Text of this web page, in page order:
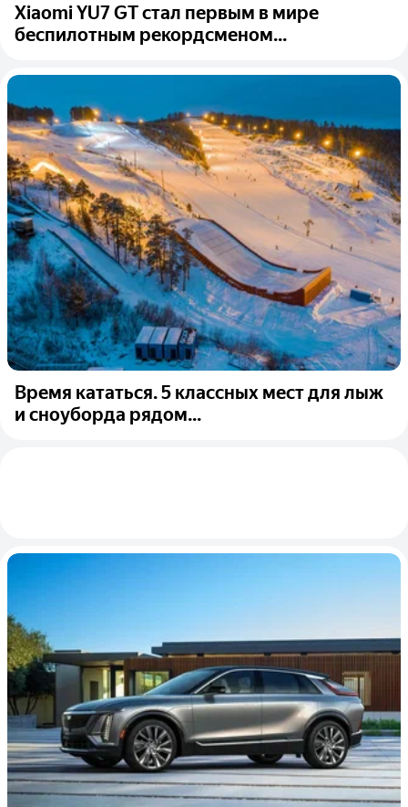
Xiaomi YU7 GT стал первым в мире
беспилотным рекордсменом...
Время кататься. 5 классных мест для лыж
и сноуборда рядом...